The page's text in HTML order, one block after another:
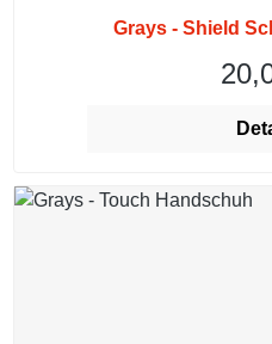
Grays - Shield